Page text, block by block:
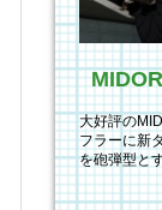
大好評の
フラーに新
を砲弾型と
さらに引